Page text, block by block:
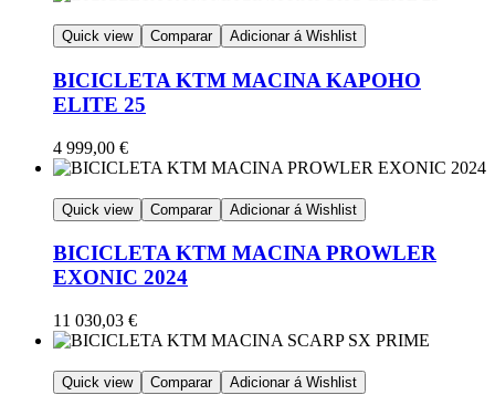
Quick view Comparar Adicionar á Wishlist
BICICLETA KTM MACINA KAPOHO
ELITE 25
4 999,00 €
Quick view Comparar Adicionar á Wishlist
BICICLETA KTM MACINA PROWLER
EXONIC 2024
11 030,03 €
Quick view Comparar Adicionar á Wishlist